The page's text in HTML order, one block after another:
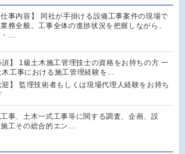
仕事内容】 同社が手掛ける設備工事案件の現場で
務全般。工事全体の進捗状況を把握しながら、
・…
須】 1級土木施工管理技士の資格をお持ちの方 一
木工事における施工管理経験を…
迎】 監理技術者もしくは現場代理人経験をお持ち
事、土木一式工事等に関する調査、企画、設
工その総合的エン…